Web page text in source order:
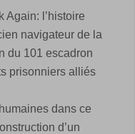
Again: l’histoire
navigateur de la
du 101 escadron
prisonniers alliés
dans ce
d’un